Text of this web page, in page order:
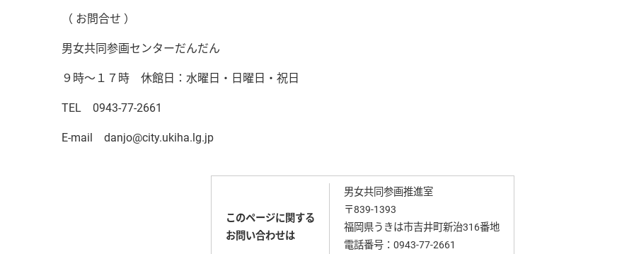
（ お問合せ ）
男女共同参画センターだんだん
９時～１７時 休館日：水曜日・日曜日・祝日
TEL 0943-77-2661
E-mail danjo@city.ukiha.lg.jp
このページに関する
お問い合わせは
男女共同参画推進室
〒839-1393
福岡県うきは市吉井町新治316番地
電話番号： 0943-77-2661